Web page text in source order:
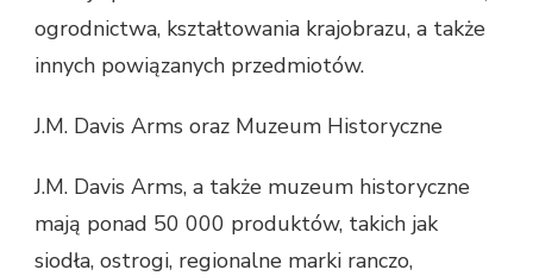
ogrodnictwa, kształtowania krajobrazu, a także
innych powiązanych przedmiotów.
J.M. Davis Arms oraz Muzeum Historyczne
J.M. Davis Arms, a także muzeum historyczne
mają ponad 50 000 produktów, takich jak
siodła, ostrogi, regionalne marki ranczo,